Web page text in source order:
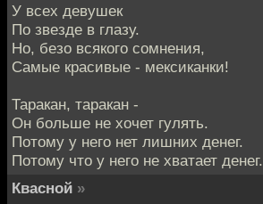
У всех девушек
По звезде в глазу.
Но, безо всякого сомнения,
Самые красивые - мексиканки!
Таракан, таракан -
Он больше не хочет гулять.
Потому у него нет лишних денег.
Потому что у него не хватает денег.
Квасной »